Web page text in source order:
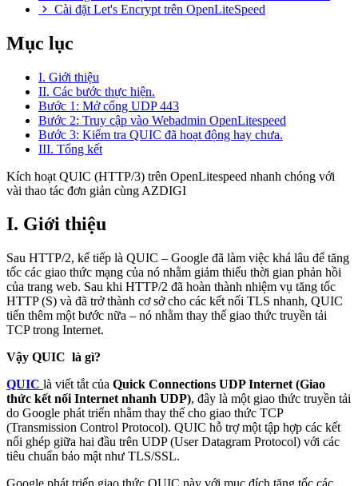
Cài đặt Let's Encrypt trên OpenLiteSpeed
Mục lục
I. Giới thiệu
II. Các bước thực hiện.
Bước 1: Mở cổng UDP 443
Bước 2: Truy cập vào Webadmin OpenLitespeed
Bước 3: Kiểm tra QUIC đã hoạt động hay chưa.
III. Tổng kết
Kích hoạt QUIC (HTTP/3) trên OpenLitespeed nhanh chóng với
vài thao tác đơn giản cùng AZDIGI
I. Giới thiệu
Sau HTTP/2, kế tiếp là QUIC – Google đã làm việc khá lâu để tăng
tốc các giao thức mạng của nó nhằm giảm thiểu thời gian phản hồi
của trang web. Sau khi HTTP/2 đã hoàn thành nhiệm vụ tăng tốc
HTTP (S) và đã trở thành cơ sở cho các kết nối TLS nhanh, QUIC
tiến thêm một bước nữa – nó nhằm thay thế giao thức truyền tải
TCP trong Internet.
Vậy QUIC là gì?
QUIC là viết tắt của Quick Connections UDP Internet (Giao
thức kết nối Internet nhanh UDP), đây là một giao thức truyền tải
do Google phát triển nhằm thay thế cho giao thức TCP
(Transmission Control Protocol). QUIC hỗ trợ một tập hợp các kết
nối ghép giữa hai đầu trên UDP (User Datagram Protocol) với các
tiêu chuẩn bảo mật như TLS/SSL.